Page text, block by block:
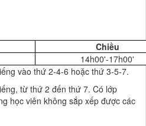
Chiều
14h00'-17h00'
vào thứ 2-4-6 hoặc thứ 3-5-7.
từ thứ 2 đến thứ 7. Có lớp
học viên không sắp xếp được các